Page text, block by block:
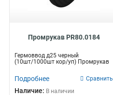
Промрукав PR80.0184
Гермоввод д25 черный
(10шт/1000шт кор/уп) Промрукав
Подробнее Сравнить
Наличие: В наличии